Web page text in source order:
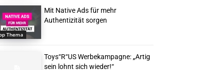
Thema
Mit Native Ads für mehr
Authentizität sorgen
Toys“R“US Werbekampagne: „Artig
sein lohnt sich wieder!“